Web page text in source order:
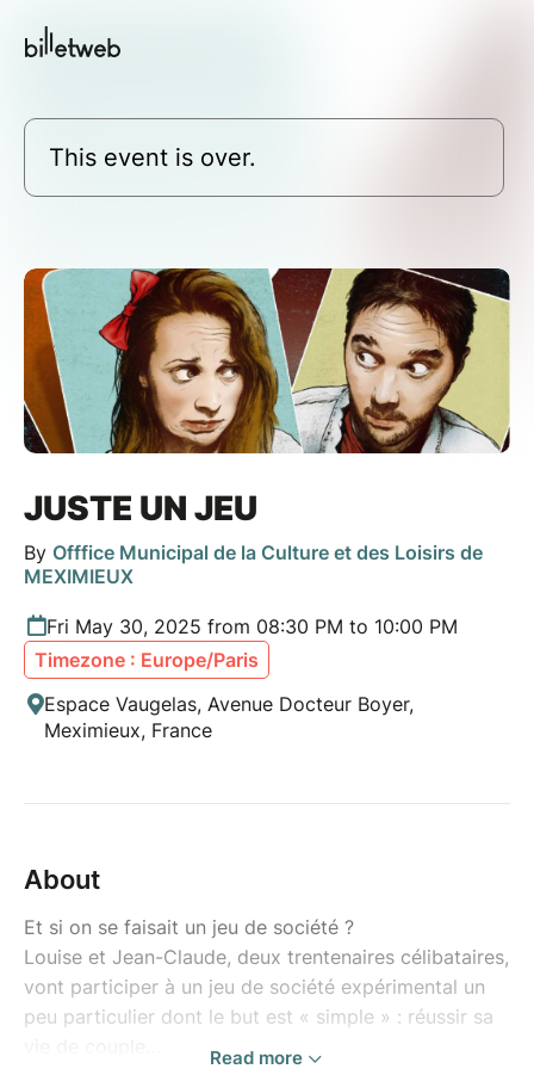
This event is over.
JUSTE UN JEU
By Offfice Municipal de la Culture et des Loisirs de
MEXIMIEUX
Fri May 30, 2025 from 08:30 PM to 10:00 PM
Timezone : Europe/Paris
Espace Vaugelas, Avenue Docteur Boyer,
Meximieux, France
About
Et si on se faisait un jeu de société ?
Louise et Jean-Claude, deux trentenaires célibataires,
vont participer à un jeu de société expérimental un
peu particulier dont le but est « simple » : réussir sa
Read more